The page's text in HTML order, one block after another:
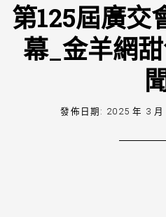
第125屆廣交
幕_金羊網
聞
發佈日期: 2025 年 3 月